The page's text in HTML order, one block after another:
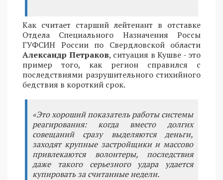
Как считает старший лейтенант в отставке
Отдела Специального Назначения Россы
ГУФСИН России по Свердловской области
Александр Петраков, ситуация в Кушве - это
пример того, как регион справился с
последствиями разрушительного стихийного
бедствия в короткий срок.
«Это хороший показатель работы системы
реагирования: когда вместо долгих
совещаний сразу выделяются деньги,
заходят крупные застройщики и массово
привлекаются волонтеры, последствия
даже такого серьезного удара удается
купировать за считанные недели.